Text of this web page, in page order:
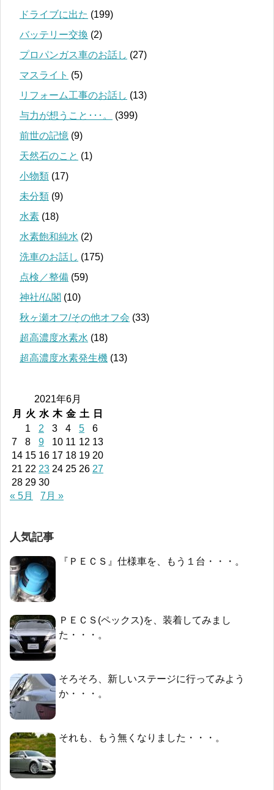
ドライブに出た (199)
バッテリー交換 (2)
プロパンガス車のお話し (27)
マスライト (5)
リフォーム工事のお話し (13)
与力が想うこと･･･。
(399)
前世の記憶 (9)
天然石のこと (1)
小物類 (17)
未分類 (9)
水素 (18)
水素飽和純水 (2)
洗車のお話し (175)
点検／整備 (59)
神社/仏閣 (10)
秋ヶ瀬オフ/その他オフ会 (33)
超高濃度水素水 (18)
超高濃度水素発生機 (13)
2021年6月
月
火 水 木 金 土
日
1
2 3 4 5
6
7
8 9 10 11 12 13
14 15 16 17 18 19 20
21 22 23 24 25 26 27
28 29 30
« 5月
7月 »
人気記事
『ＰＥＣＳ』仕様車を、もう１台・・・。
ＰＥＣＳ(ペックス)を、装着してみまし
た・・・。
そろそろ、新しいステージに行ってみよう
か・・・。
それも、もう無くなりました・・・。